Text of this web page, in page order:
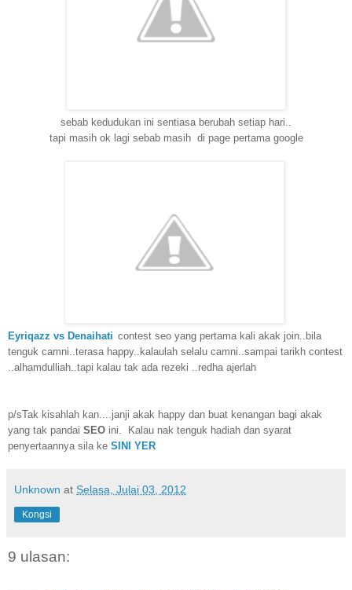
sebab kedudukan ini sentiasa berubah setiap hari
tapi masih ok lagi sebab masih di page pertama google
Eyriqazz vs Denaihati contest seo yang pertama kali akak join..bila
tenguk camni..terasa happy..kalaulah selalu camni..sampai tarikh contest
..alhamdulliah..tapi kalau tak ada rezeki ..redha ajerlah
p/sTak kisahlah kan....janji akak happy dan buat kenangan bagi akak
yang tak pandai SEO ini. Kalau nak tenguk hadiah dan syarat
penyertaannya sila ke SINI YER
Unknown at Selasa, Julai 03, 2012
Kongsi
9 ulasan: